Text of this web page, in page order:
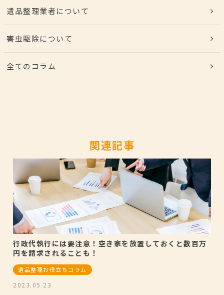
遺品整理業者について
害虫駆除について
全てのコラム
関連記事
行政代執行には要注意！空き家を放置しておくと数百万
円を請求されることも！
遺品整理お役立ちコラム
2023.05.23